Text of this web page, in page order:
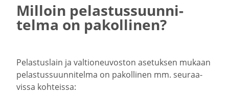
Milloin pelas­tus­suun­ni­
telma on pakol­linen?
Pelas­tuslain ja valtio­neu­voston asetuksen mukaan
pelas­tus­suun­ni­telma on pakol­linen mm. seuraa­
vissa kohteissa: